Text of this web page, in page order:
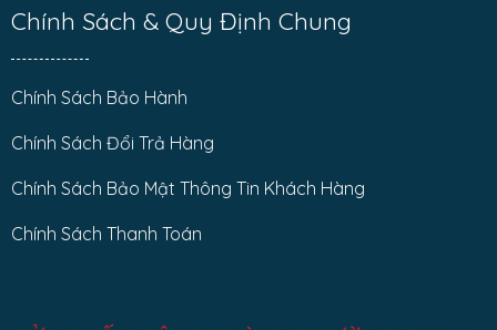
Chính Sách & Quy Định Chung
Chính Sách Bảo Hành
Chính Sách Đổi Trả Hàng
Chính Sách Bảo Mật Thông Tin Khách Hàng
Chính Sách Thanh Toán